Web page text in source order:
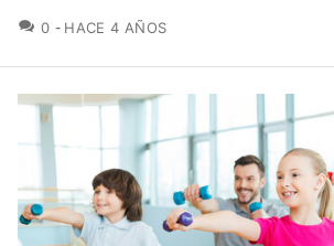
0 COMENTARIOS
HACE 4 AÑOS